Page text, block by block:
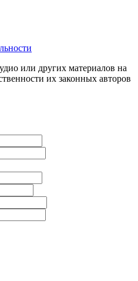
или других материалов на
их законных авторов